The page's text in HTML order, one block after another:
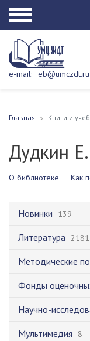
e-mail: eb@umczdt.ru
Главная Книги и
Дудкин
О библиотеке Как
Новинки 139
Литература 2181
Методические
Фонды
Научно-
Мультимедия 8